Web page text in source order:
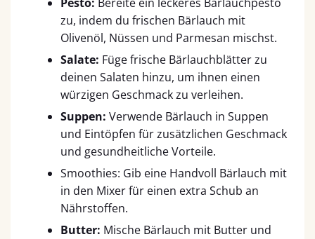
zu, indem du frischen Bärlauch mit
Olivenöl, Nüssen und Parmesan mischst.
Salate: Füge frische Bärlauchblätter zu
deinen Salaten hinzu, um ihnen einen
würzigen Geschmack zu verleihen.
Suppen: Verwende Bärlauch in Suppen
und Eintöpfen für zusätzlichen Geschmack
und gesundheitliche Vorteile.
Smoothies: Gib eine Handvoll Bärlauch mit
in den Mixer für einen extra Schub an
Nährstoffen.
Butter: Mische Bärlauch mit Butter und